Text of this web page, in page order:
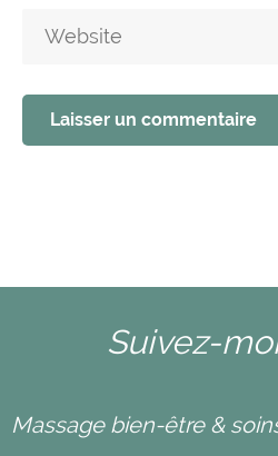
Suivez-
Massage bien-être &